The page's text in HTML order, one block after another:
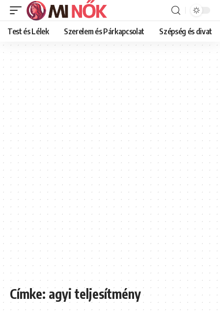
Test és Lélek Szerelem és Párkapcsolat Szépség és divat
Címke:agyi teljesítmény